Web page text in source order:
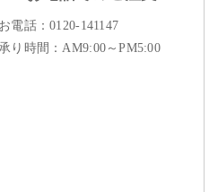
お電話：0120-141147
承り時間：AM9:00～PM5:00